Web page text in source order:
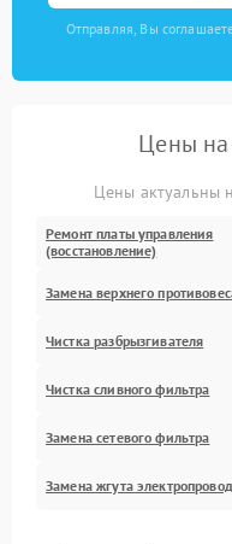
Отправляя, Вы
Цены на
Цены актуальны
Ремонт платы управления
(восстановление)
Замена верхнего
Чистка разбрызгивателя
Чистка сливного фильтра
Замена сетевого фильтра
Замена жгута